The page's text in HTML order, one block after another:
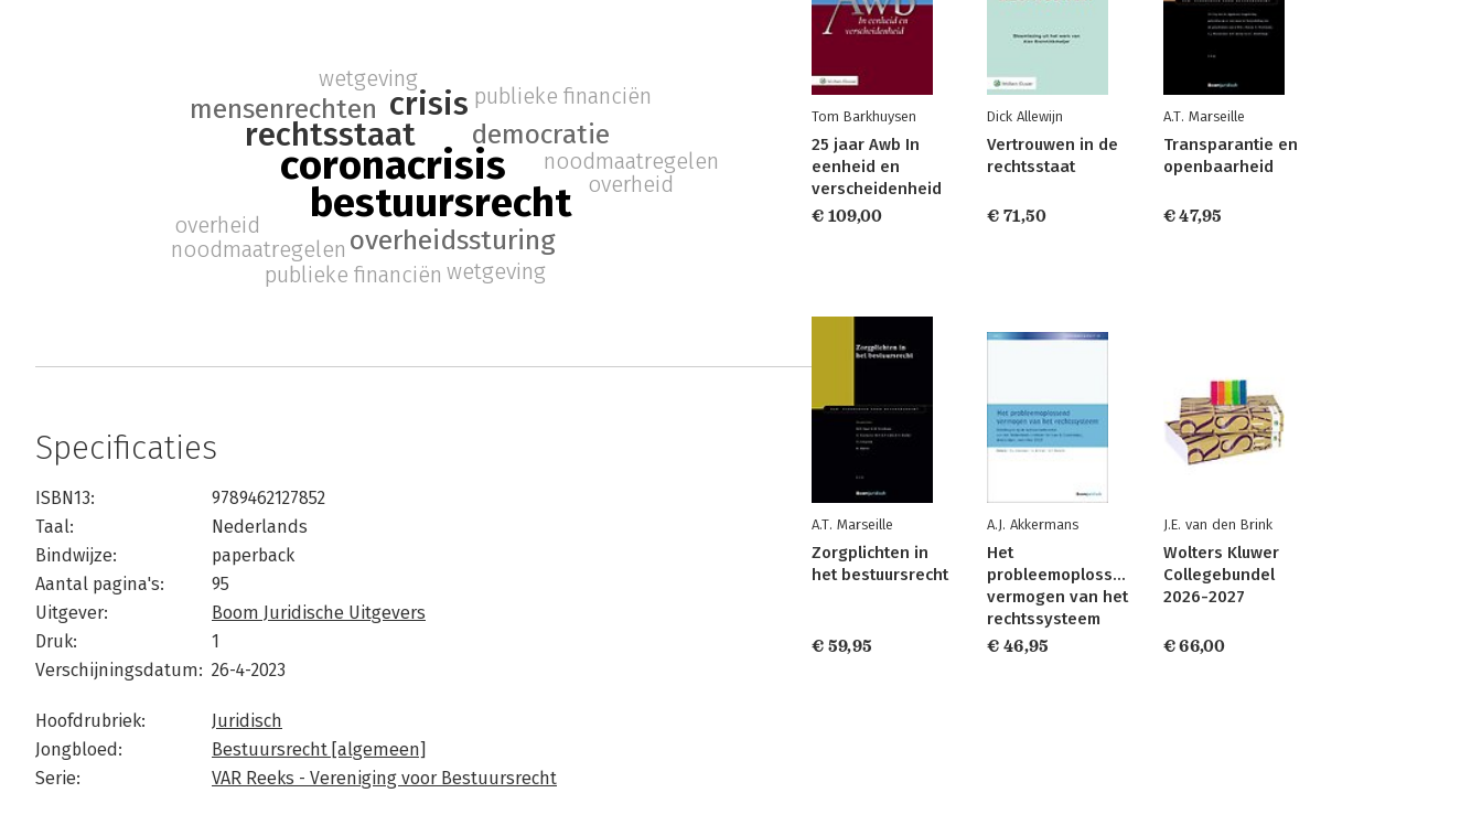
coronacrisis
bestuursrecht
rechtsstaat
crisis
overheidssturing
democratie
mensenrechten
wetgeving
publieke financiën
noodmaatregelen
overheid
wetgeving
publieke financiën
noodmaatregelen
overheid
Specificaties
ISBN13:
9789462127852
Taal:
Nederlands
Bindwijze:
paperback
Aantal pagina's:
95
Uitgever:
Boom Juridische Uitgevers
Druk:
1
Verschijningsdatum: 26-4-2023
Hoofdrubriek:
Juridisch
Jongbloed:
Bestuursrecht [algemeen]
Serie:
VAR Reeks - Vereniging voor Bestuursrecht
Tom Barkhuysen
25 jaar Awb In
eenheid en
verscheidenheid
€ 109,00
Dick Allewijn
Vertrouwen in de
rechtsstaat
€ 71,50
A.T. Marseille
Transparantie en
openbaarheid
€ 47,95
A.T. Marseille
Zorgplichten in
het bestuursrecht
€ 59,95
A.J. Akkermans
Het
probleemoplossend
vermogen van het
rechtssysteem
€ 46,95
J.E. van den Brink
Wolters Kluwer
Collegebundel
2026-2027
€ 66,00